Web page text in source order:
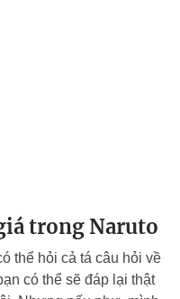
trong Naruto
thể hỏi cả tá câu hỏi về
có thể sẽ đáp lại thật